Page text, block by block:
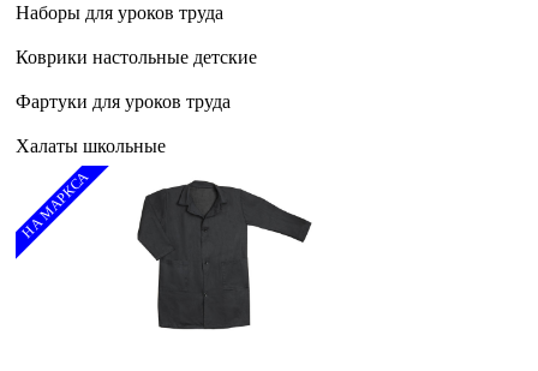
Наборы для уроков труда
Коврики настольные детские
Фартуки для уроков труда
Халаты школьные
НА МАРКСА